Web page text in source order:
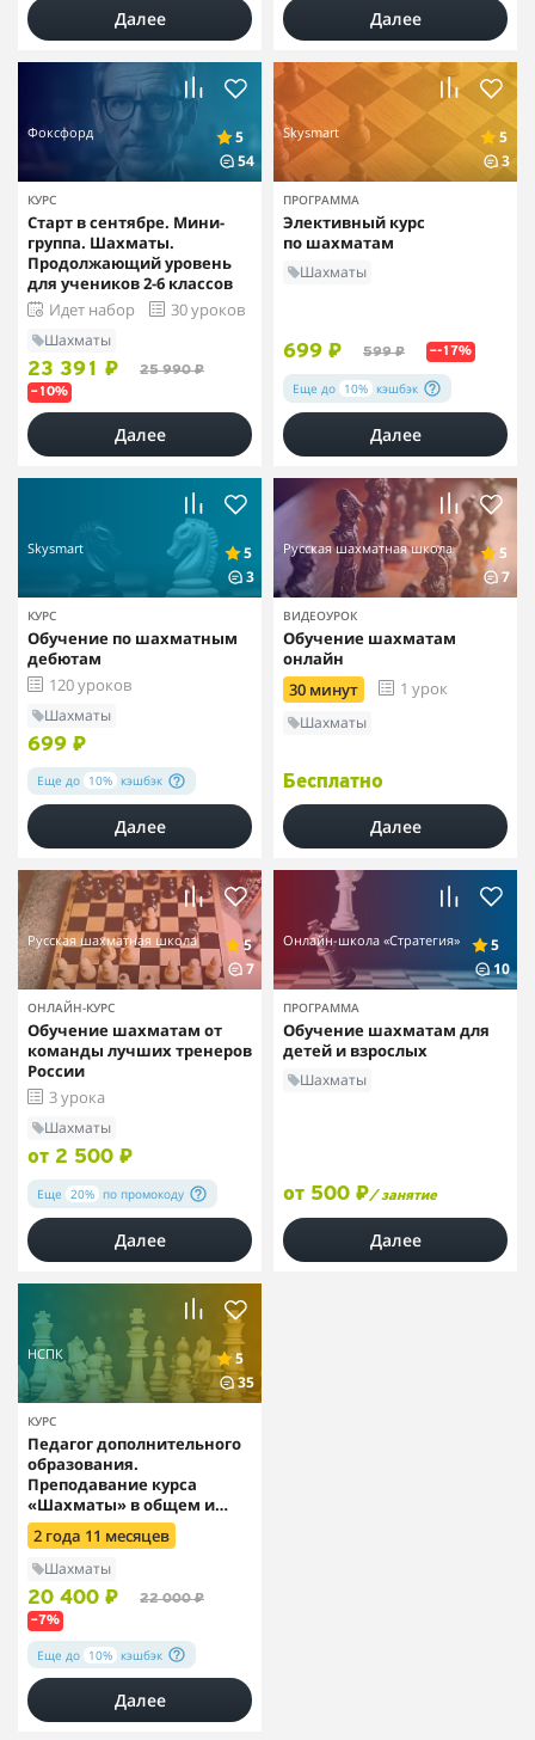
Далее Далее
Фоксфорд
5
54
КУРС
Старт в сентябре. Мини-
группа. Шахматы.
Продолжающий уровень
для учеников 2-6 классов
Идет набор
30 уроков
Шахматы
23 391 ₽ 25 990 ₽
–10%
Далее
Skysmart
5
3
ПРОГРАММА
Элективный курс
по шахматам
Шахматы
699 ₽ 599 ₽ –-17%
Еще до 10% кэшбэк
Далее
Skysmart
5
3
КУРС
Обучение по шахматным
дебютам
120 уроков
Шахматы
699 ₽
Еще до 10% кэшбэк
Далее
Русская шахматная школа
5
7
ВИДЕОУРОК
Обучение шахматам
онлайн
30 минут
1 урок
Шахматы
Бесплатно
Далее
Русская шахматная школа
5
7
ОНЛАЙН-КУРС
Обучение шахматам от
команды лучших тренеров
России
3 урока
Шахматы
от 2 500 ₽
Еще 20% по промокоду
Далее
Онлайн-школа «Стратегия»
5
10
ПРОГРАММА
Обучение шахматам для
детей и взрослых
Шахматы
от 500 ₽/ занятие
Далее
НСПК
5
35
КУРС
Педагог дополнительного
образования.
Преподавание курса
«Шахматы» в общем и
дополнительном
образовании
2 года 11 месяцев
Шахматы
20 400 ₽ 22 000 ₽
–7%
Еще до 10% кэшбэк
Далее